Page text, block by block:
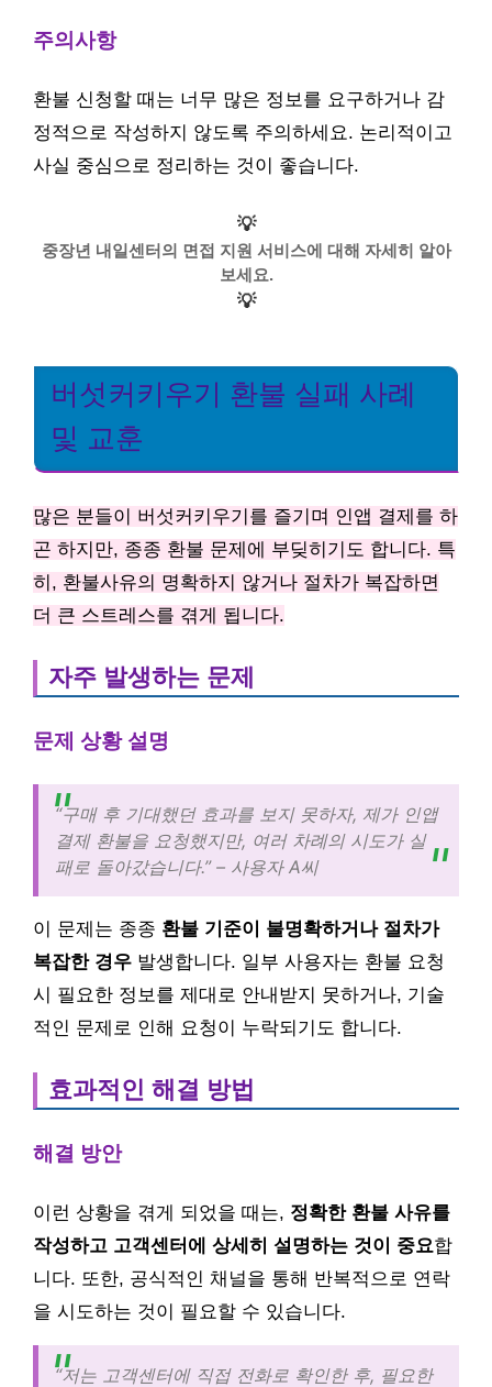
주의사항
환불 신청할 때는 너무 많은 정보를 요구하거나 감
정적으로 작성하지 않도록 주의하세요. 논리적이고
사실 중심으로 정리하는 것이 좋습니다.
💡
중장년 내일센터의 면접 지원 서비스에 대해 자세히 알아
보세요.
💡
버섯커키우기 환불 실패 사례
및 교훈
많은 분들이 버섯커키우기를 즐기며 인앱 결제를 하
곤 하지만, 종종 환불 문제에 부딪히기도 합니다. 특
히, 환불사유의 명확하지 않거나 절차가 복잡하면
더 큰 스트레스를 겪게 됩니다.
자주 발생하는 문제
문제 상황 설명
“구매 후 기대했던 효과를 보지 못하자, 제가 인앱
결제 환불을 요청했지만, 여러 차례의 시도가 실
패로 돌아갔습니다.” – 사용자 A씨
이 문제는 종종 환불 기준이 불명확하거나 절차가
복잡한 경우 발생합니다. 일부 사용자는 환불 요청
시 필요한 정보를 제대로 안내받지 못하거나, 기술
적인 문제로 인해 요청이 누락되기도 합니다.
효과적인 해결 방법
해결 방안
이런 상황을 겪게 되었을 때는, 정확한 환불 사유를
작성하고 고객센터에 상세히 설명하는 것이 중요합
니다. 또한, 공식적인 채널을 통해 반복적으로 연락
을 시도하는 것이 필요할 수 있습니다.
“저는 고객센터에 직접 전화로 확인한 후, 필요한